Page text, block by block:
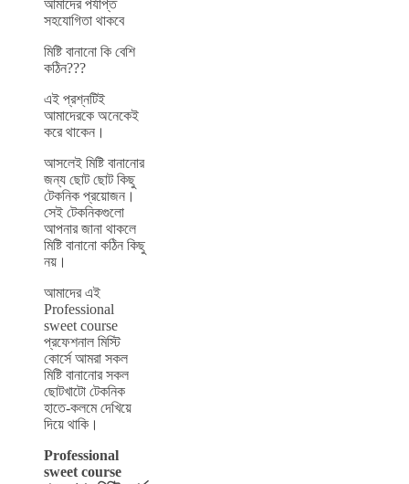
আমাদের পর্যাপ্ত
সহযোগিতা থাকবে
মিষ্টি বানানো কি বেশি
কঠিন???
এই প্রশ্নটিই
আমাদেরকে অনেকেই
করে থাকেন।
আসলেই মিষ্টি বানানোর
জন্য ছোট ছোট কিছু
টেকনিক প্রয়োজন।
সেই টেকনিকগুলো
আপনার জানা থাকলে
মিষ্টি বানানো কঠিন কিছু
নয়।
আমাদের এই
Professional
sweet course
প্রফেশনাল মিস্টি
কোর্সে আমরা সকল
মিষ্টি বানানোর সকল
ছোটখাটো টেকনিক
হাতে-কলমে দেখিয়ে
দিয়ে থাকি।
Professional
sweet course